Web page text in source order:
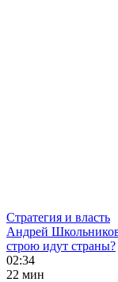
Стратегия и власть
Андрей
строю идут страны?
02:34
22 мин